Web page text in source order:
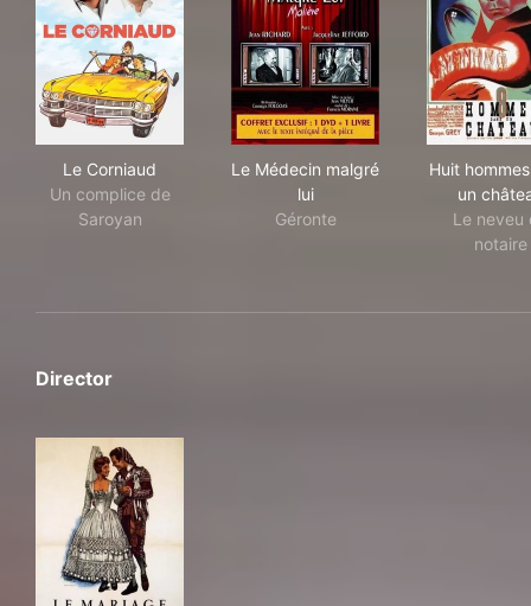
Le Corniaud
Un complice de
Saroyan
Le Médecin malgré
lui
Géronte
Huit
un
Le neveu
notaire
Director